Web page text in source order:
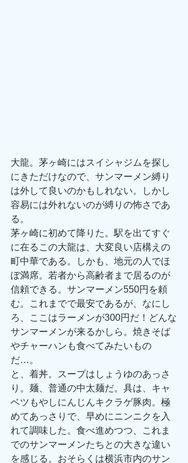
大龍。茅ヶ崎にはスイシャジムを探し
にきただけなので、サンマーメン縛り
は外して良いのかもしれない。しかし
容易には外れないのが縛りの怖さであ
る。
茅ヶ崎に初めて降りた。駅を出てすぐ
に在るこの大龍は、大変良い店構えの
町中華である。しかも、地元の人でほ
ぼ満席。若者から高齢者まで居るのが
信頼できる。サンマーメン550円を頼
む。これまでで最安であるが、なにし
ろ、ここはラーメンが300円だ！どんな
サンマーメンが来るかしら。焼きそば
やチャーハンも食べてみたいもの
だ…。
と、着丼。スープはしょうゆのあっさ
り。麺、普通の中太麺だ。具は、キャ
ベツもやしにんじんキクラゲ豚肉。極
めてあっさりで、早めにニンニクを入
れて調味した。食べ進めつつ、これま
でのサンマーメンたちとの大きな違い
を感じる。おそらくは横浜市内のサン